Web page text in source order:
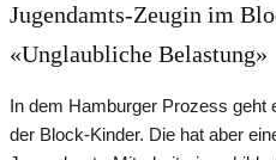
Jugendamts-Zeugin im
«Unglaubliche Belastung»
In dem Hamburger Prozess geht
der Block-Kinder. Die hat aber